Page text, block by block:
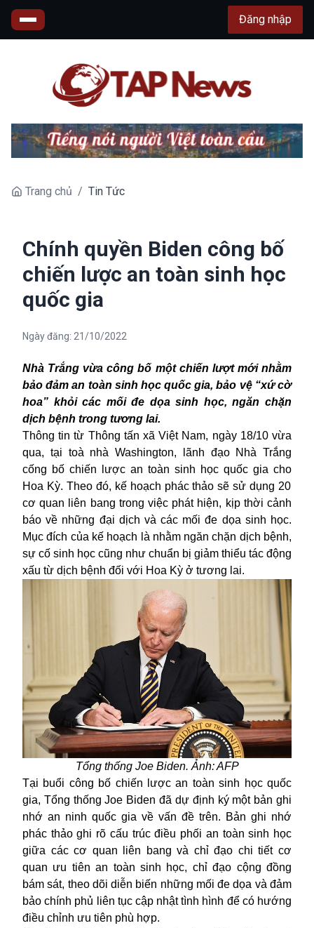
Đăng nhập
Trang chủ / Tin Tức
Chính quyền Biden công bố
chiến lược an toàn sinh học
quốc gia
Ngày đăng: 21/10/2022
Nhà Trắng vừa công bố một chiến lượt mới nhằm
bảo đảm an toàn sinh học quốc gia, bảo vệ “xứ cờ
hoa” khỏi các mối đe dọa sinh học, ngăn chặn
dịch bệnh trong tương lai.
Thông tin từ Thông tấn xã Việt Nam, ngày 18/10 vừa
qua, tại toà nhà Washington, lãnh đạo Nhà Trắng
cống bố chiến lược an toàn sinh học quốc gia cho
Hoa Kỳ. Theo đó, kế hoạch phác thảo sẽ sử dụng 20
cơ quan liên bang trong việc phát hiện, kịp thời cảnh
báo về những đại dịch và các mối đe dọa sinh học.
Mục đích của kế hoạch là nhằm ngăn chặn dịch bệnh,
sự cố sinh học cũng như chuẩn bị giảm thiểu tác động
xấu từ dịch bệnh đối với Hoa Kỳ ở tương lai.
Tổng thống Joe Biden. Ảnh: AFP
Tại buổi công bố chiến lược an toàn sinh học quốc
gia, Tổng thống Joe Biden đã dự định ký một bản ghi
nhớ an ninh quốc gia về vấn đề trên. Bản ghi nhớ
phác thảo ghi rõ cấu trúc điều phối an toàn sinh học
giữa các cơ quan liên bang và chỉ đạo chi tiết cơ
quan ưu tiên an toàn sinh học, chỉ đạo cộng đồng
bám sát, theo dõi diễn biến những mối đe dọa và đảm
bảo chính phủ liên tục cập nhật tình hình để có hướng
điều chỉnh ưu tiên phù hợp.